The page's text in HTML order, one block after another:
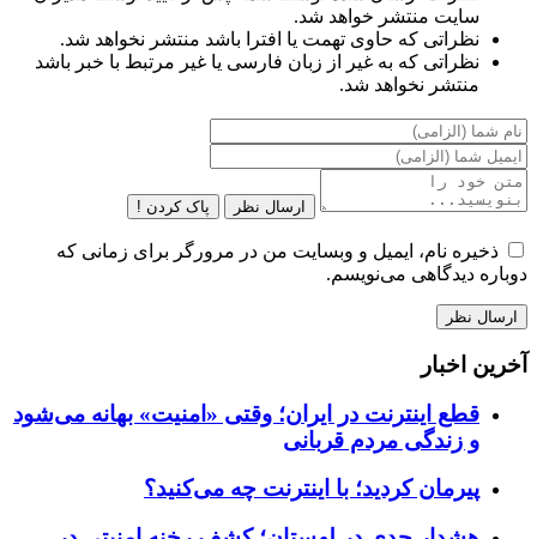
سایت منتشر خواهد شد.
نظراتی که حاوی تهمت یا افترا باشد منتشر نخواهد شد.
نظراتی که به غیر از زبان فارسی یا غیر مرتبط با خبر باشد
منتشر نخواهد شد.
ارسال نظر پاک کردن !
ذخیره نام، ایمیل و وبسایت من در مرورگر برای زمانی که
دوباره دیدگاهی می‌نویسم.
آخرین اخبار
قطع اینترنت در ایران؛ وقتی «امنیت» بهانه می‌شود
و زندگی مردم قربانی
پیرمان کردید؛ با اینترنت چه می‌کنید؟